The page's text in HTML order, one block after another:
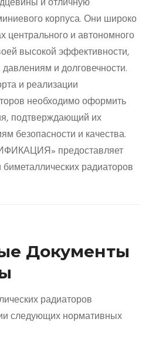
корпуса. Они широко
центрального и автономного
высокой эффективности,
и долговечности.
и реализации
необходимо оформить
подтверждающий их
безопасности и качества.
предоставляет
радиаторов
Документы
радиаторов
следующих нормативных